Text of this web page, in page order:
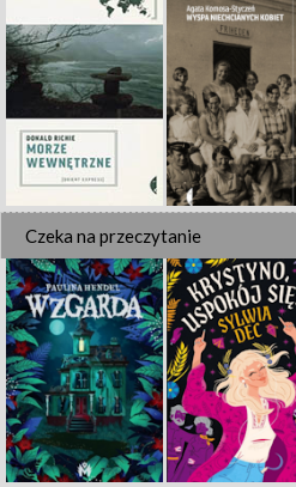
Czeka na przeczytanie